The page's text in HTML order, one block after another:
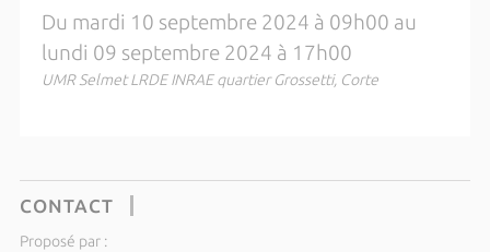
Du mardi 10 septembre 2024 à 09h00 au
lundi 09 septembre 2024 à 17h00
UMR Selmet LRDE INRAE quartier Grossetti, Corte
CONTACT
Proposé par :